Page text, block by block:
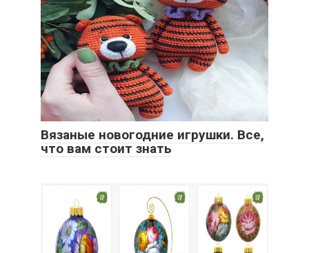
Вязаные новогодние игрушки. Все,
что вам стоит знать